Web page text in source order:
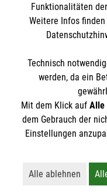
Malteserorden
Sharepoint
Spendenkonto
IBAN: DE68
BIC: GENODED
So finden Sie
Wehrdaer Straße
35041 Marburg
Der Malteser
Gewerbesteuer befreit.
Funktionalitäten
Weitere Infos
Technisch
werden, da ein
Mit dem Klick auf Alle
dem Gebrauch der
Einstellungen
Alle ablehnen
Lehnt alle